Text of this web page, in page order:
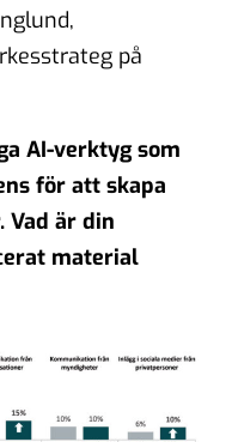
på
AI-verktyg som
för att skapa
är din
material